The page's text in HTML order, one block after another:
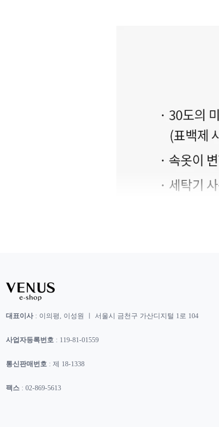
대표이사: 이의평, 이성원 ㅣ 서울시 금천구 가산디지털 1로 104
사업자등록번호 : 119-81-01559
통신판매번호 : 제 18-1338
팩스 : 02-869-5613